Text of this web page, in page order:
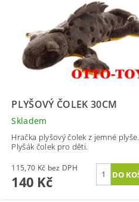
PLYŠOVÝ ČOLEK 30CM
Skladem
Hračka plyšový čolek z jemné plyše.
Plyšák čolek pro děti.
115,70 Kč bez DPH
140 Kč